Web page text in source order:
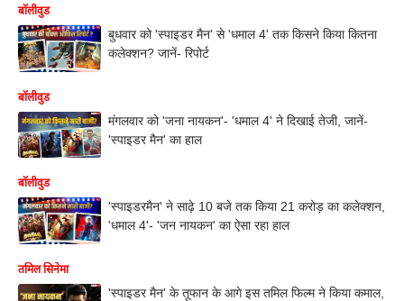
बॉलीवुड
बुधवार को 'स्पाइडर मैन' से 'धमाल 4' तक किसने किया कितना
कलेक्शन? जानें- रिपोर्ट
बॉलीवुड
मंगलवार को 'जना नायकन'- 'धमाल 4' ने दिखाई तेजी, जानें-
'स्पाइडर मैन' का हाल
बॉलीवुड
'स्पाइडरमैन' ने साढ़े 10 बजे तक किया 21 करोड़ का कलेक्शन,
'धमाल 4'- 'जन नायकन' का ऐसा रहा हाल
तमिल सिनेमा
'स्पाइडर मैन' के तूफान के आगे इस तमिल फिल्म ने किया कमाल,